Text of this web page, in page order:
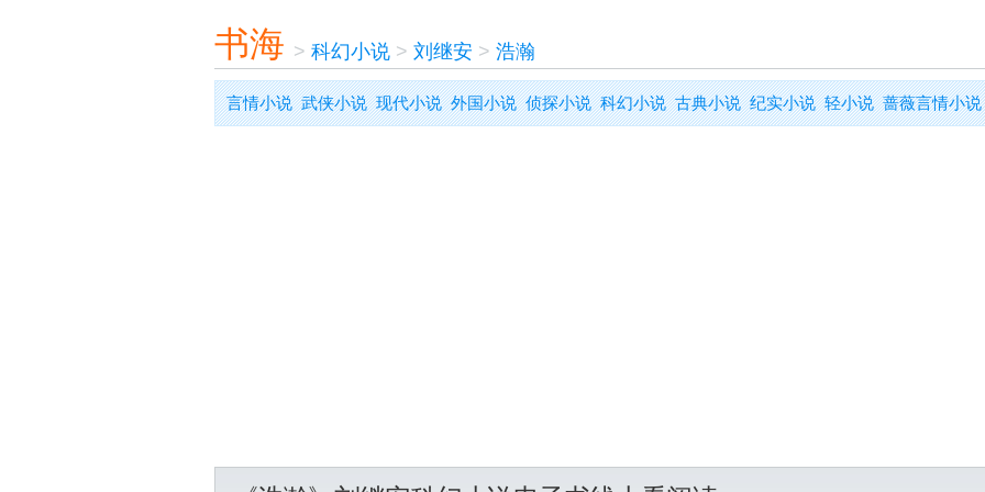
书海 > 科幻小说> 刘继安 > 浩瀚
言情小说 武侠小说 现代小说 外国小说 侦探小说 科幻小说 古典小说 纪实小说 轻小说 蔷薇言情小说